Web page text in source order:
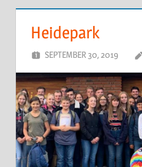
Heidepark
SEPTEMBER 30, 2019